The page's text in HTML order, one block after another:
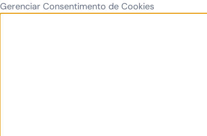
Gerenciar Consentimento de Cookies